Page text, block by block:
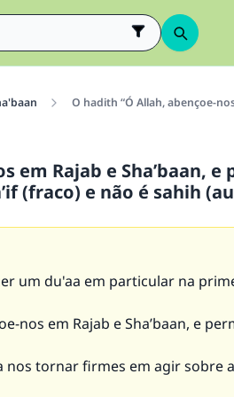
O hadith “Ó Allah, abençoe-
em Rajab e Sha’baan, e
(fraco) e não é sahih
um du'aa em particular na
nos em Rajab e Sha’baan, e
nos tornar firmes em agir sobre